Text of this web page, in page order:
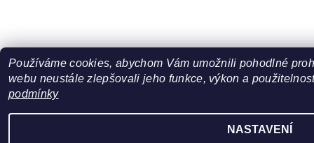
Používáme cookies, abychom Vám umožnili pohodlné
webu neustále zlepšovali jeho funkce, výkon a
podmínky
NASTAVENÍ